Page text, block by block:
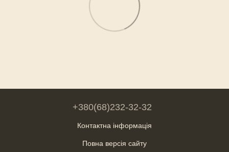
+380(68)232-32-32
Контактна інформація
Повна версія сайту